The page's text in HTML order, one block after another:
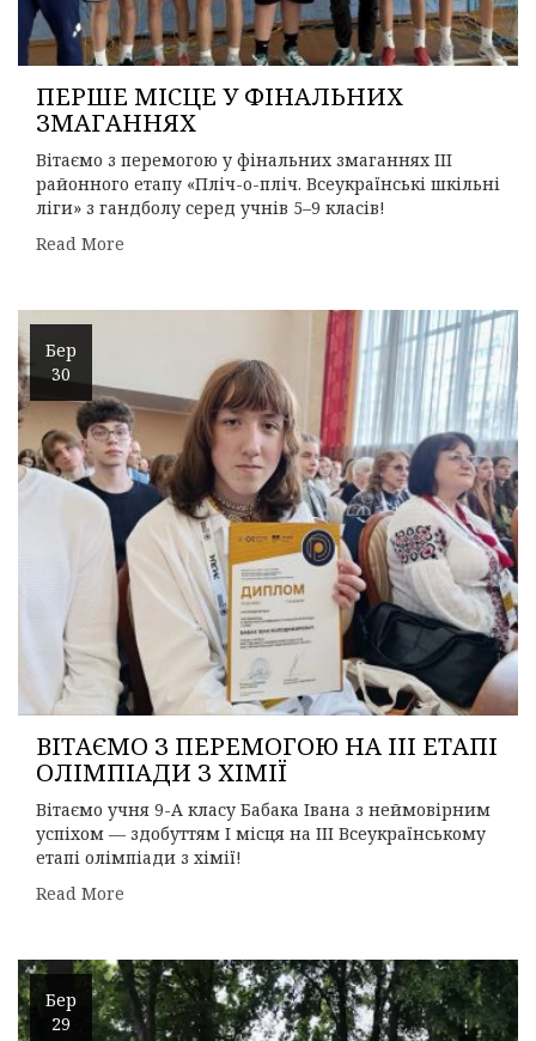
ПЕРШЕ МІСЦЕ У ФІНАЛЬНИХ
ЗМАГАННЯХ
Вітаємо з перемогою у фінальних змаганнях ІІІ
районного етапу «Пліч-о-пліч. Всеукраїнські шкільні
ліги» з гандболу серед учнів 5–9 класів!
Read More
Бер
30
ВІТАЄМО З ПЕРЕМОГОЮ НА ІІІ ЕТАПІ
ОЛІМПІАДИ З ХІМІЇ
Вітаємо учня 9-А класу Бабака Івана з неймовірним
успіхом — здобуттям І місця на ІІІ Всеукраїнському
етапі олімпіади з хімії!
Read More
Бер
29